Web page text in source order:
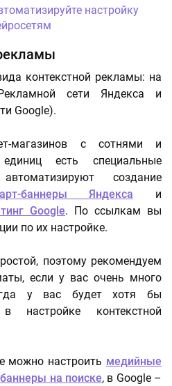
настройку
контекстной рекламы: на
сети Яндекса и
Google).
магазинов с сотнями и
есть специальные
создание
баннеры Яндекса и
Google. По ссылкам вы
по их настройке.
поэтому рекомендуем
если у вас очень много
у вас будет хотя бы
контекстной
можно настроить медийные
баннеры на поиске, в Google –